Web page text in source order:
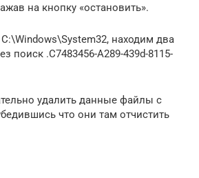
на кнопку «остановить».
находим два
поиск .C7483456-A289-439d-8115-
удалить данные файлы с
что они там отчистить